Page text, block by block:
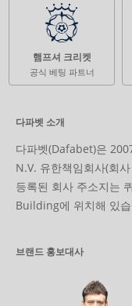
햄프셔 크리켓
공식 베팅 파트너
다파벳 소개
다파벳(Dafabet)은
N.V. 유한책임회사(회
등록된 회사 주소지는
Building에 위치해 있
브랜드 홍보대사